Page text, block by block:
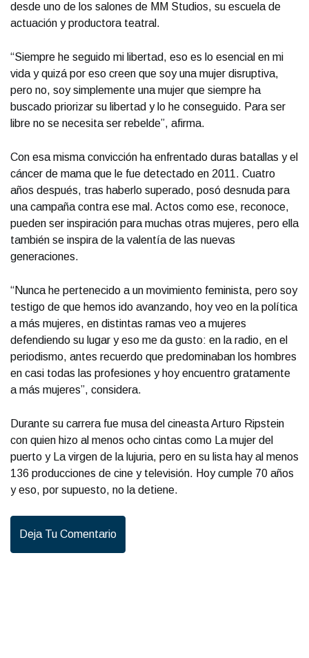
desde uno de los salones de MM Studios, su escuela de
actuación y productora teatral.
“Siempre he seguido mi libertad, eso es lo esencial en mi
vida y quizá por eso creen que soy una mujer disruptiva,
pero no, soy simplemente una mujer que siempre ha
buscado priorizar su libertad y lo he conseguido. Para ser
libre no se necesita ser rebelde”, afirma.
Con esa misma convicción ha enfrentado duras batallas y el
cáncer de mama que le fue detectado en 2011. Cuatro
años después, tras haberlo superado, posó desnuda para
una campaña contra ese mal. Actos como ese, reconoce,
pueden ser inspiración para muchas otras mujeres, pero ella
también se inspira de la valentía de las nuevas
generaciones.
“Nunca he pertenecido a un movimiento feminista, pero soy
testigo de que hemos ido avanzando, hoy veo en la política
a más mujeres, en distintas ramas veo a mujeres
defendiendo su lugar y eso me da gusto: en la radio, en el
periodismo, antes recuerdo que predominaban los hombres
en casi todas las profesiones y hoy encuentro gratamente
a más mujeres”, considera.
Durante su carrera fue musa del cineasta Arturo Ripstein
con quien hizo al menos ocho cintas como La mujer del
puerto y La virgen de la lujuria, pero en su lista hay al menos
136 producciones de cine y televisión. Hoy cumple 70 años
y eso, por supuesto, no la detiene.
Deja Tu Comentario